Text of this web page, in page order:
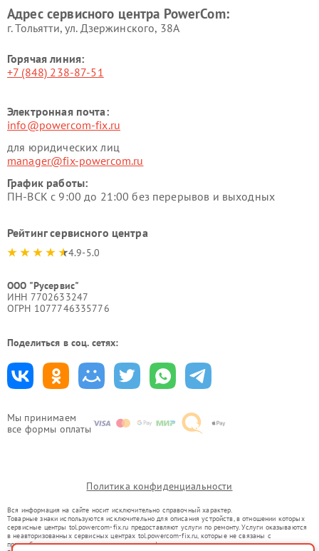
Мы принимаем
все формы оплаты
Адрес сервисного центра PowerCom:
г. Тольятти, ул. Дзержинского, 38А
Горячая линия:
+7 (848) 238-87-51
Электронная почта:
info@powercom-fix.ru
для юридических лиц
manager@fix-powercom.ru
График работы:
ПН-ВСК с 9:00 до 21:00 без перерывов и выходных
Рейтинг сервисного центра
4.9-5.0
ООО "Русервис"
ИНН 7702633247
ОГРН 1077746335776
Поделиться в соц. сетях:
Политика конфиденциальности
Вся информация на сайте носит исключительно справочный характер.
Товарные знаки используются исключительно для описания устройств, в отношении которых
сервисные центры tol.powercom-fix.ru предоставляют услуги по ремонту. Услуги оказываются
в неавторизованных сервисных центрах tol.powercom-fix.ru, которые не связаны с
правообладателями товарных знаков или их официальными представителями.